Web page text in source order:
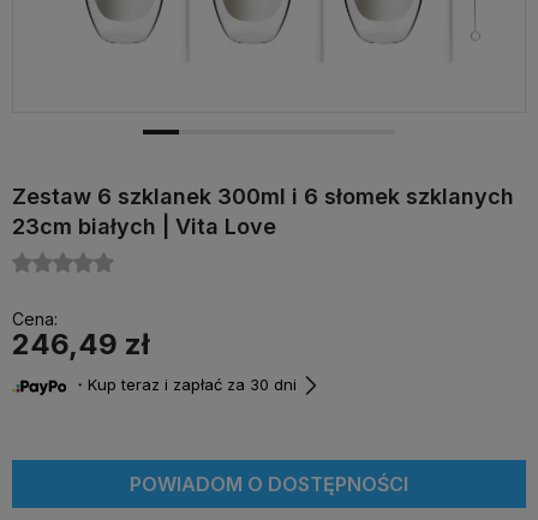
Zestaw 6 szklanek 300ml i 6 słomek szklanych
23cm białych | Vita Love
Cena:
246,49 zł
・Kup teraz i zapłać za 30 dni
POWIADOM O DOSTĘPNOŚCI